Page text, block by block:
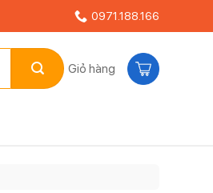
0971.188.166
Giỏ hàng